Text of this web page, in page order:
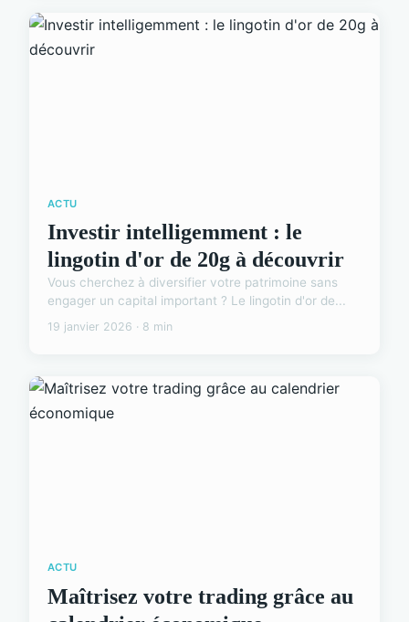
ACTU
Investir intelligemment : le
lingotin d'or de 20g à découvrir
Vous cherchez à diversifier votre patrimoine sans
engager un capital important ? Le lingotin d'or de...
19 janvier 2026 · 8 min
ACTU
Maîtrisez votre trading grâce au